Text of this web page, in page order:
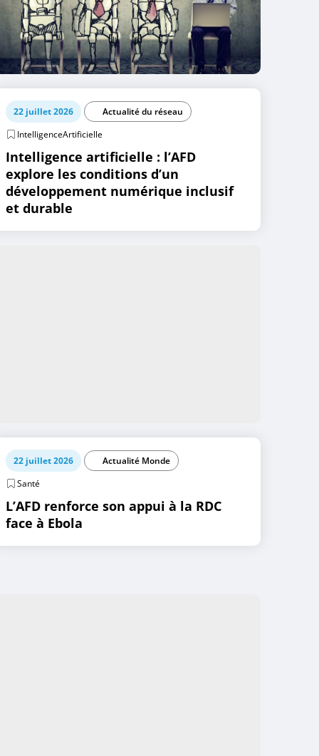
22 juillet 2026
Actualité du réseau
IntelligenceArtificielle
Intelligence artificielle : l’AFD
explore les conditions d’un
développement numérique inclusif
et durable
22 juillet 2026
Actualité Monde
Santé
L’AFD renforce son appui à la RDC
face à Ebola